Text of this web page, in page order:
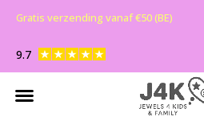
9.7
Gratis verzending vanaf €50 (BE)